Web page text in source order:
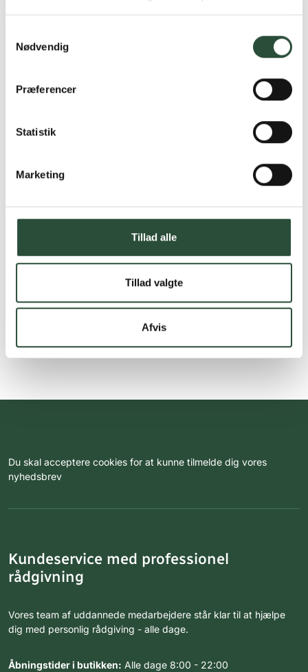
Nødvendig
Præferencer
Statistik
Marketing
Tillad alle
Tillad valgte
Afvis
produkter – altid til fast lav pris.
Læs mere om Uglecare.dk her
Du skal acceptere cookies for at kunne tilmelde dig vores
nyhedsbrev
Kundeservice med professionel
rådgivning
Vores team af uddannede medarbejdere står klar til at hjælpe
dig med personlig rådgiving - alle dage.
Åbningstider i butikken: Alle dage 8:00 - 22:00